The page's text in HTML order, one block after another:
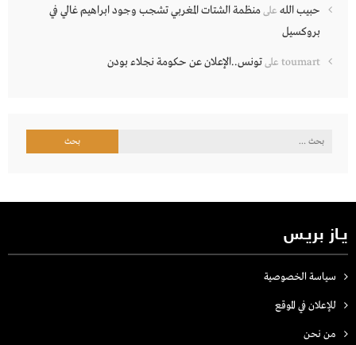
حبيب الله علىمنظمة الشتات المغربي تشجب وجود ابراهيم غالي في
بروكسيل
toumart علىتونس..الإعلان عن حكومة نجلاء بودن
البحث
يـاز بريـس
سياسة الخصوصية
للإعلان في الموقع
من نحن